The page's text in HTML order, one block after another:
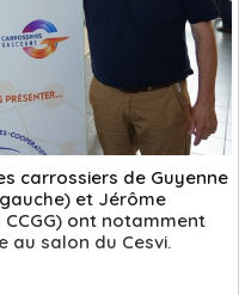
carrossiers de Guyenne
et Jérôme
ont notamment
au salon du Cesvi.